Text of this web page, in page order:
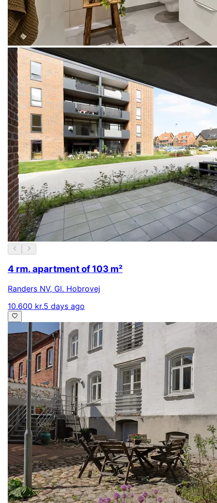
4 rm. apartment of 103 m²
Randers NV, Gl. Hobrovej
10.600 kr.5 days ago